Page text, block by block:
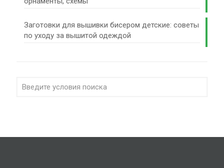
Заготовки для вышивки бисером детские: советы
по уходу за вышитой одеждой